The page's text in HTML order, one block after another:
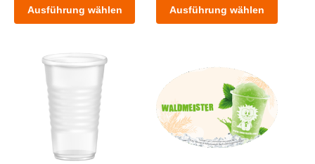
Ausführung wählen
Dieses
Produkt
mehrere
Varianten
Optionen
können
auf
Ausführung wählen
Dieses
Produkt
Varianten
auf.
Die
Optionen
können